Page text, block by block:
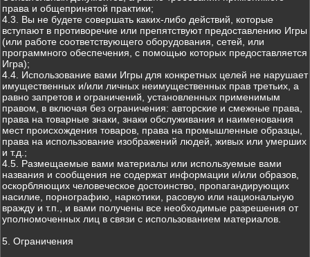
права и общепринятой практики;
4.3. Вы не будете совершать каких-либо действий, которые
вступают в противоречие или препятствуют предоставлению Игры
(или работе соответствующего оборудования, сетей, или
программного обеспечения, с помощью которых предоставляется
Игра);
4.4. Использование вами Игры для конкретных целей не нарушает
имущественных и/или личных неимущественных прав третьих, а
равно запретов и ограничений, установленных применимым
правом, в включая без ограничения: авторские и смежные права,
права на товарные знаки, знаки обслуживания и наименования
мест происхождения товаров, права на промышленные образцы,
права на использование изображений людей, живых или умерших
и т.д.;
4.5. Размещаемые вами материалы или используемые вами
названия и сообщения не содержат информации и/или образов,
оскорбляющих человеческое достоинство, пропагандирующих
насилие, порнографию, наркотики, расовую или национальную
вражду и т.п., и вами получены все необходимые разрешения от
уполномоченных лиц в связи с использованием материалов.
5. Ограничения